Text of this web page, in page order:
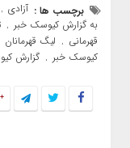
برچسب ها : آزادی ,
به گزارش کیوسک خبر ,
قهرمانی , لیگ قهرمانان
کیوسک خبر , گزارش